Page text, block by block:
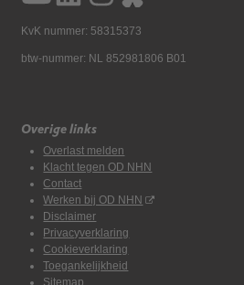
KvK nummer: 58315373
btw-nummer: NL 852981806 B01
Overige links
Overlast melden
Klacht tegen OD NHN
Contact
Werken bij OD NHN
Disclaimer
Privacyverklaring
Cookieverklaring
Toegankelijkheid
Sitemap